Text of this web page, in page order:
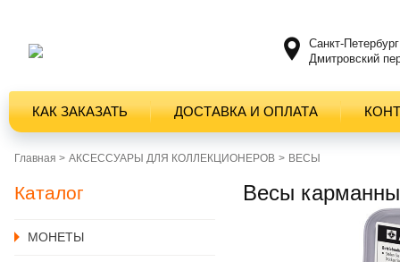
Санкт-Петербург
Дмитровский
КАК ЗАКАЗАТЬ ДОСТАВКА И ОПЛАТА
Главная > АКСЕССУАРЫ ДЛЯ КОЛЛЕКЦИОНЕРОВ ВЕСЫ
Каталог
MОНЕТЫ
Весы